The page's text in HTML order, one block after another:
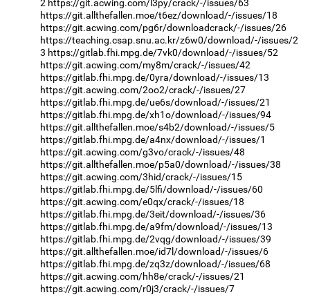
2 https://git.acwing.com/l3py/crack/-/issues/63
https://git.allthefallen.moe/t6ez/download/-/issues/18
https://git.acwing.com/pg6r/downloadcrack/-/issues/26
https://teaching.csap.snu.ac.kr/z6w0/download/-/issues/2
3 https://gitlab.fhi.mpg.de/7vk0/download/-/issues/52
https://git.acwing.com/my8m/crack/-/issues/42
https://gitlab.fhi.mpg.de/0yra/download/-/issues/13
https://git.acwing.com/2oo2/crack/-/issues/27
https://gitlab.fhi.mpg.de/ue6s/download/-/issues/21
https://gitlab.fhi.mpg.de/xh1o/download/-/issues/94
https://git.allthefallen.moe/s4b2/download/-/issues/5
https://gitlab.fhi.mpg.de/a4nx/download/-/issues/1
https://git.acwing.com/g3vo/crack/-/issues/48
https://git.allthefallen.moe/p5a0/download/-/issues/38
https://git.acwing.com/3hid/crack/-/issues/15
https://gitlab.fhi.mpg.de/5lfi/download/-/issues/60
https://git.acwing.com/e0qx/crack/-/issues/18
https://gitlab.fhi.mpg.de/3eit/download/-/issues/36
https://gitlab.fhi.mpg.de/a9fm/download/-/issues/13
https://gitlab.fhi.mpg.de/2vqg/download/-/issues/39
https://git.allthefallen.moe/id7l/download/-/issues/6
https://gitlab.fhi.mpg.de/zq3z/download/-/issues/68
https://git.acwing.com/hh8e/crack/-/issues/21
https://git.acwing.com/r0j3/crack/-/issues/7